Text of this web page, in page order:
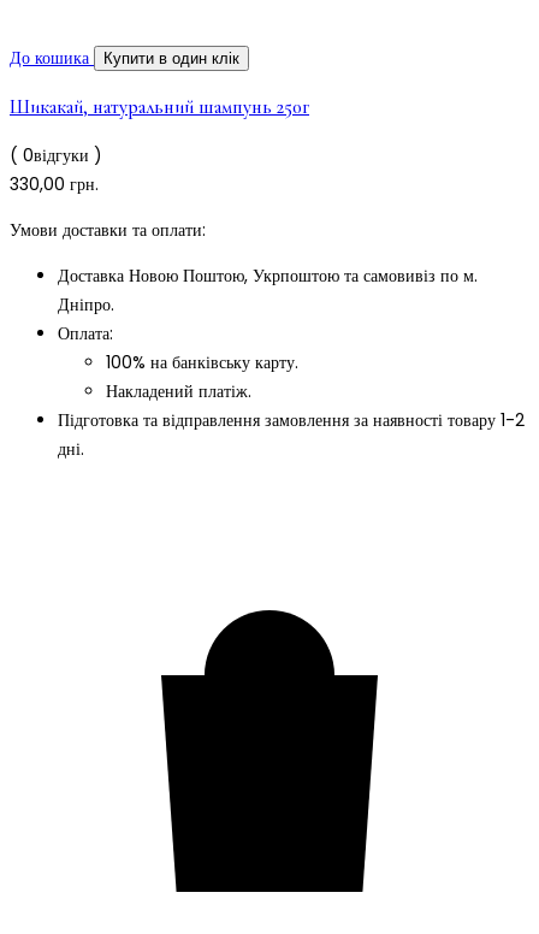
До кошика Купити в один клік
Шикакай, натуральний шампунь 250г
( 0відгуки )
330,00 грн.
Умови доставки та оплати:
Доставка Новою Поштою, Укрпоштою та самовивіз по м.
Дніпро.
Оплата:
100% на банківську карту.
Накладений платіж.
Підготовка та відправлення замовлення за наявності товару 1-2
дні.